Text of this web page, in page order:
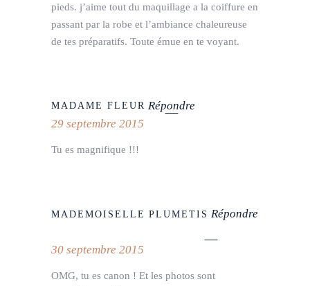
pieds. j’aime tout du maquillage a la coiffure en
passant par la robe et l’ambiance chaleureuse
de tes préparatifs. Toute émue en te voyant.
MADAME FLEUR Répondre
29 septembre 2015
Tu es magnifique !!!
MADEMOISELLE PLUMETIS Répondre
30 septembre 2015
OMG, tu es canon ! Et les photos sont